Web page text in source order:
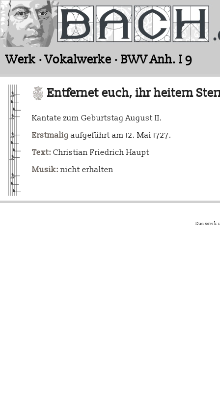
Werk · Vokalwerke · BWV Anh. I 9
Entfernet euch, ihr heitern
Kantate zum Geburtstag August II.
Erstmalig aufgeführt am 12. Mai 1727.
Text: Christian Friedrich Haupt
Musik: nicht erhalten
Das Werk